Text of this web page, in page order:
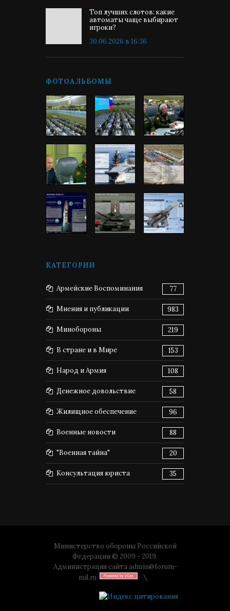
Топ лучших слотов: какие
автоматы чаще выбирают
игроки?
30.06.2026 в 16:36
ФОТОАЛЬБОМЫ
КАТЕГОРИИ
Армейские Воспоминания 77
Мнения и публикации 983
Минобороны 219
В стране и в Мире 153
Народ и Армия 108
Денежное довольствие 58
Жилищное обеспечение 96
Военные новости 88
"Военная тайна" 20
Консультация юриста 35
Министерство обороны Российской
Федерации © 2009 - 2019.
Администрация сайта admin@forum-
mil.ru